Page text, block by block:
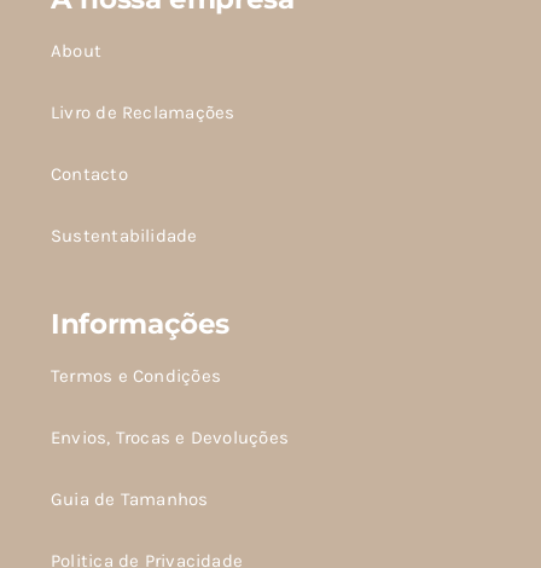
About
Livro de Reclamações
Contacto
Sustentabilidade
Informações
Termos e Condições
Envios, Trocas e Devoluções
Guia de Tamanhos
Politica de Privacidade